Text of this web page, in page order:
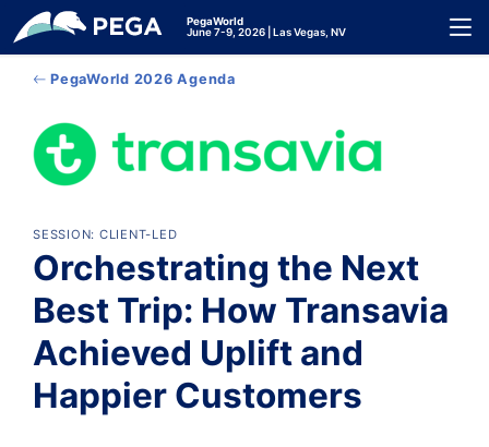
メインコンテンツに飛ぶPegaWorld
June 7-9, 2026 | Las Vegas, NV
PegaWorld 2026 Agenda
SESSION: CLIENT-LED
Orchestrating the Next
Best Trip: How Transavia
Achieved Uplift and
Happier Customers